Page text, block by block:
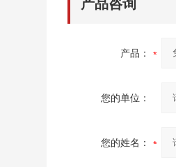
产品咨询
产品：
您的单位：
您的姓名：